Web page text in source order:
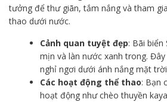
tưởng để thư giãn, tắm nắng và tham
thao dưới nước.
Cảnh quan tuyệt đẹp: Bãi
mịn và làn nước xanh trong.
nghỉ ngơi dưới ánh nắng mặt
Các hoạt động thể thao: Bạn
hoạt động như chèo thuyền